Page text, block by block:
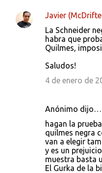
Javier
La Schneider
habra que
Quilmes,
Saludos!
4 de enero de
Anónimo dijo…
hagan la
quilmes negra
van a elegir
y es un
muestra basta
El Gurka de la